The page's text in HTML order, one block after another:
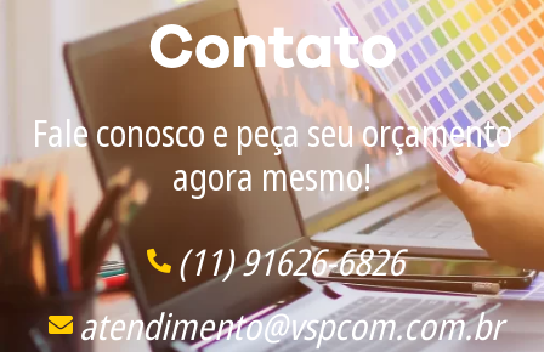
Contato
Fale conosco e peça seu orçamento
agora mesmo!
(11) 91626-6826
atendimento@vspcom.com.br